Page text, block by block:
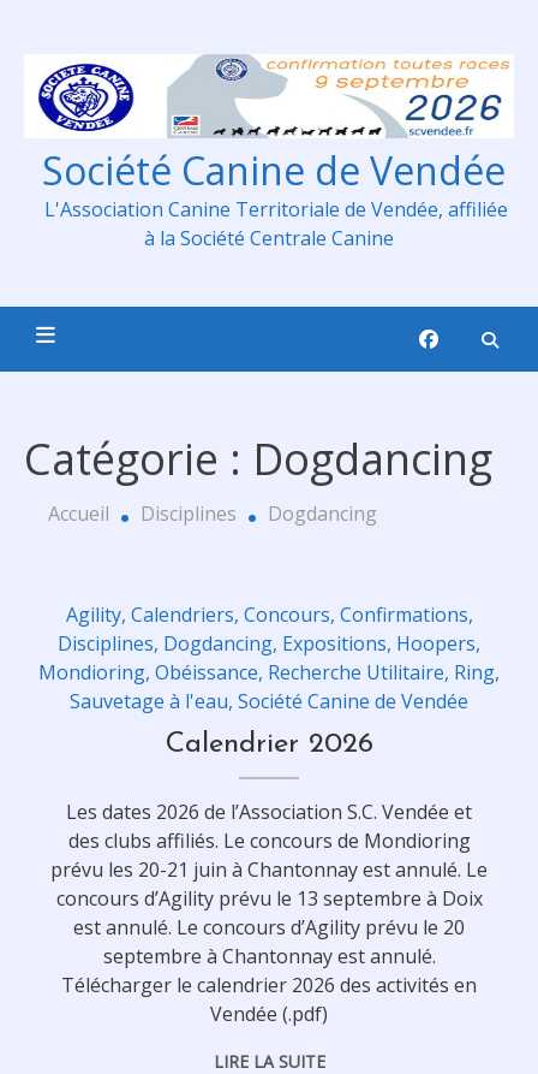
content
Société Canine de Vendée
L'Association Canine Territoriale de Vendée, affiliée
à la Société Centrale Canine
Catégorie : Dogdancing
Accueil Disciplines Dogdancing
Agility, Calendriers, Concours, Confirmations,
Disciplines, Dogdancing, Expositions, Hoopers,
Mondioring,Obéissance, Recherche Utilitaire, Ring,
Sauvetage à l'eau,Société Canine de Vendée
Calendrier 2026
Les dates 2026 de l’Association S.C. Vendée et
des clubs affiliés. Le concours de Mondioring
prévu les 20-21 juin à Chantonnay est annulé. Le
concours d’Agility prévu le 13 septembre à Doix
est annulé. Le concours d’Agility prévu le 20
septembre à Chantonnay est annulé.
Télécharger le calendrier 2026 des activités en
Vendée (.pdf)
LIRE LA SUITE